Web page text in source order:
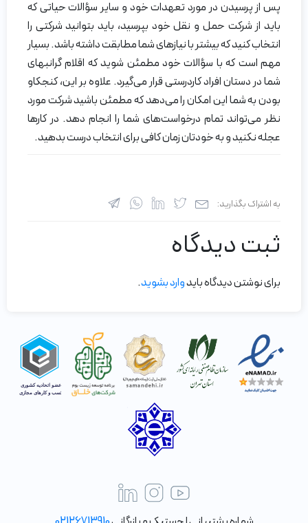
پس از پرسیدن در مورد تعهدات خود و سایر سؤالات حیاتی که
باید از شرکت حمل و نقل خود بپرسید، باید بتوانید شرکتی را
انتخاب کنید که بیشتر با نیازهای شما مطابقت داشته باشد. بسیار
مهم است که با سؤالات خود مطمئن شوید که اقلام گرانبهای
شما در دستان افراد کاردرستی قرار می‌گیرد. علاوه بر این، کنجکاو
بودن به شما این امکان را می‌دهد که مطمئن باشید شرکت مورد
نظر می‌تواند تمام درخواست‌های شما را انجام دهد. در کارها
عجله نکنید و به خودتان زمان کافی برای انتخاب درست بدهید.
به اشتراک بگذارید:
ثبت دیدگاه
برای نوشتن دیدگاه بایدوارد بشوید.